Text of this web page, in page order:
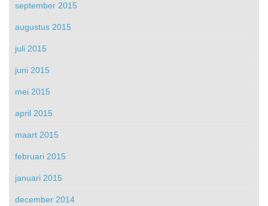
september 2015
augustus 2015
juli 2015
juni 2015
mei 2015
april 2015
maart 2015
februari 2015
januari 2015
december 2014